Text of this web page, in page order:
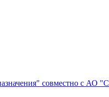
совместно с